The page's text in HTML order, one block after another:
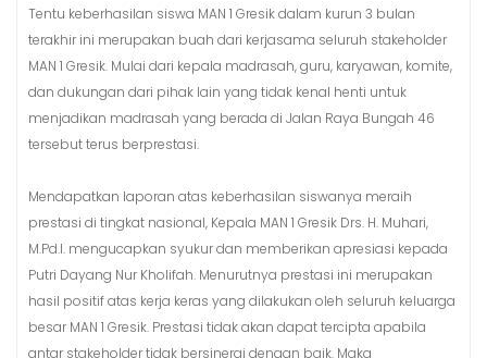
Tentu keberhasilan siswa MAN 1 Gresik dalam kurun 3 bulan
terakhir ini merupakan buah dari kerjasama seluruh stakeholder
MAN 1 Gresik. Mulai dari kepala madrasah, guru, karyawan, komite,
dan dukungan dari pihak lain yang tidak kenal henti untuk
menjadikan madrasah yang berada di Jalan Raya Bungah 46
tersebut terus berprestasi.
Mendapatkan laporan atas keberhasilan siswanya meraih
prestasi di tingkat nasional, Kepala MAN 1 Gresik Drs. H. Muhari,
M.Pd.I. mengucapkan syukur dan memberikan apresiasi kepada
Putri Dayang Nur Kholifah. Menurutnya prestasi ini merupakan
hasil positif atas kerja keras yang dilakukan oleh seluruh keluarga
besar MAN 1 Gresik. Prestasi tidak akan dapat tercipta apabila
antar stakeholder tidak bersinergi dengan baik. Maka